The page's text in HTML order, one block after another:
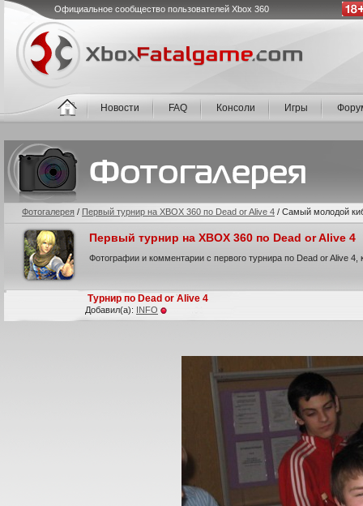
Официальное сообщество пользователей Xbox 360
Новости FAQ Консоли Игры
Фотогалерея / Первый турнир на XBOX 360 по Dead or Alive 4 / Самый молодой
Первый турнир на XBOX 360 по Dead or Alive 4
Фотографии и комментарии с первого турнира по Dead or Alive
Турнир по Dead or Alive 4
Добавил(а): INFO